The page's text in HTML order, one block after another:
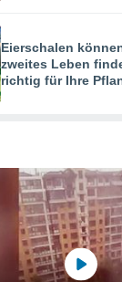
Eierschalen
zweites Leben
richtig für Ihre